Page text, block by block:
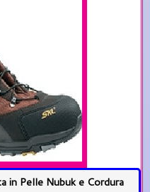
in Pelle Nubuk e Cordura